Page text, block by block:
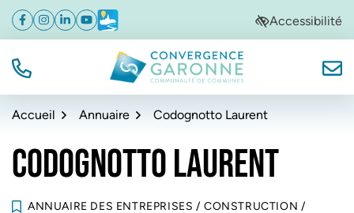
Aller
navigation
Aller
au
Aller
au
de
Facebook
(ouverture dans un nouvel onglet)
Instagram
(ouverture dans un nouvel onglet)
Linkedin
(ouverture dans un nouvel onglet)
YouTube
(ouverture dans un nouvel onglet)
Météo
(ouverture dans un nouvel onglet)Accessibilité
TÉL. Convergence Garonne
Accueil Annuaire Codognotto Laurent
CODOGNOTTO LAURENT
ANNUAIRE DES ENTREPRISES / CONSTRUCTION /